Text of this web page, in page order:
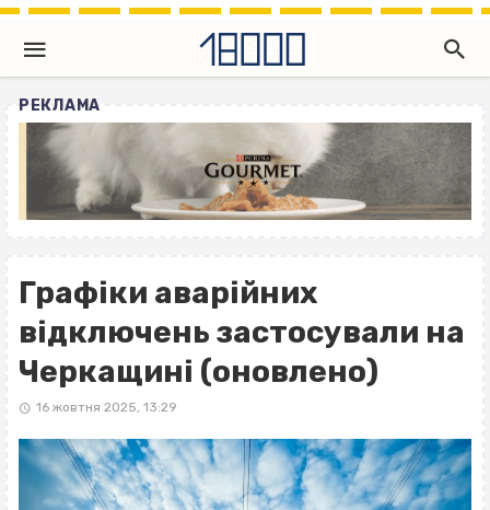
РЕКЛАМА
Графіки аварійних
відключень застосували на
Черкащині (оновлено)
16 жовтня 2025, 13:29